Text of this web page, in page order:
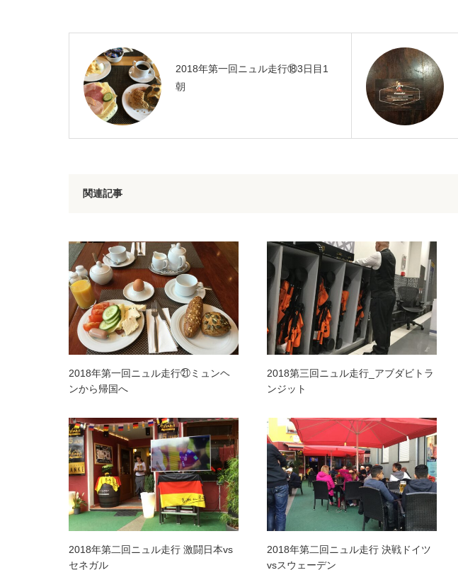
2018年第一回ニュル走行⑱3日目1
朝
関連記事
2018年第一回ニュル走行㉑ミュンヘ
ンから帰国へ
2018第三回ニュル走行_アブダビトラ
ンジット
2018年第二回ニュル走行 激闘日本vs
セネガル
2018年第二回ニュル走行 決戦ドイツ
vsスウェーデン